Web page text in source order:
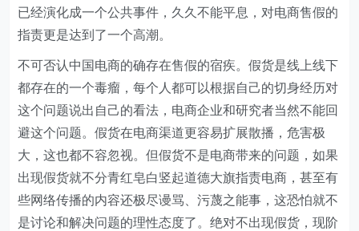
已经演化成一个公共事件，久久不能平息，对电商售假的
指责更是达到了一个高潮。
不可否认中国电商的确存在售假的宿疾。假货是线上线下
都存在的一个毒瘤，每个人都可以根据自己的切身经历对
这个问题说出自己的看法，电商企业和研究者当然不能回
避这个问题。假货在电商渠道更容易扩展散播，危害极
大，这也都不容忽视。但假货不是电商带来的问题，如果
出现假货就不分青红皂白竖起道德大旗指责电商，甚至有
些网络传播的内容还极尽谩骂、污蔑之能事，这恐怕就不
是讨论和解决问题的理性态度了。绝对不出现假货，现阶